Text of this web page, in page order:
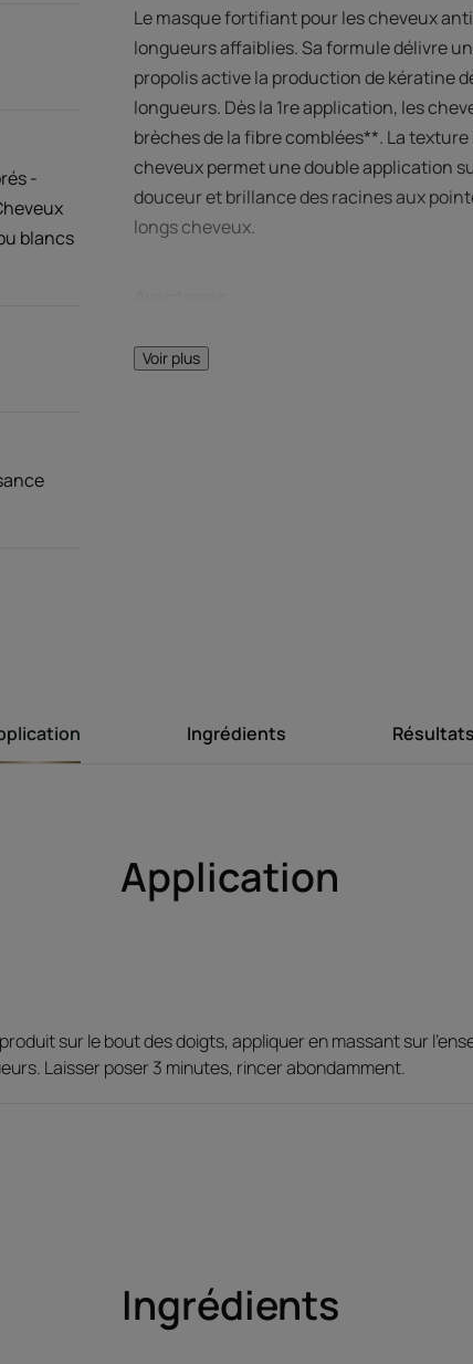
-
blancs
Le masque fortifiant pour les cheveux
longueurs affaiblies. Sa formule délivre
propolis active la production de kératine
longueurs. Dès la 1re application, les
brèches de la fibre comblées**. La
cheveux permet une double application
douceur et brillance des racines aux
longs cheveux.
Voir plus
Ingrédients Résultats
Application
sur le bout des doigts, appliquer en massant sur
Laisser poser 3 minutes, rincer abondamment.
Ingrédients